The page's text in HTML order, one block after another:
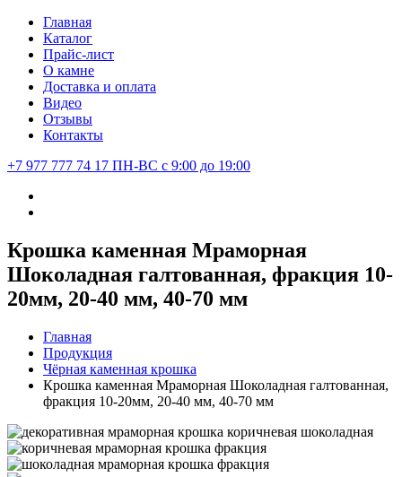
Главная
Каталог
Прайс-лист
О камне
Доставка и оплата
Видео
Отзывы
Контакты
+7 977 777 74 17 ПН-ВС с 9:00 до 19:00
Крошка каменная Мраморная
Шоколадная галтованная, фракция 10-
20мм, 20-40 мм, 40-70 мм
Главная
Продукция
Чёрная каменная крошка
Крошка каменная Мраморная Шоколадная галтованная,
фракция 10-20мм, 20-40 мм, 40-70 мм